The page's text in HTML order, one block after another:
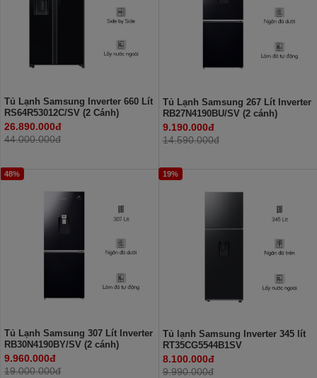
Tủ Lạnh Samsung Inverter 660 Lít
RS64R53012C/SV (2 Cánh)
26.890.000đ
44.000.000đ
Tủ Lạnh Samsung 267 Lít Inverter
RB27N4190BU/SV (2 cánh)
9.190.000đ
14.590.000đ
48%
Tủ Lạnh Samsung 307 Lít Inverter
RB30N4190BY/SV (2 cánh)
9.960.000đ
19.000.000đ
19%
Tủ lạnh Samsung Inverter 345 lít
RT35CG5544B1SV
8.100.000đ
9.990.000đ